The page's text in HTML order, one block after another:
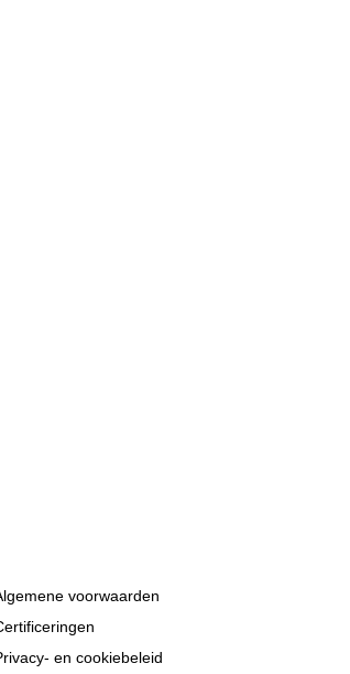
voorwaarden
en cookiebeleid